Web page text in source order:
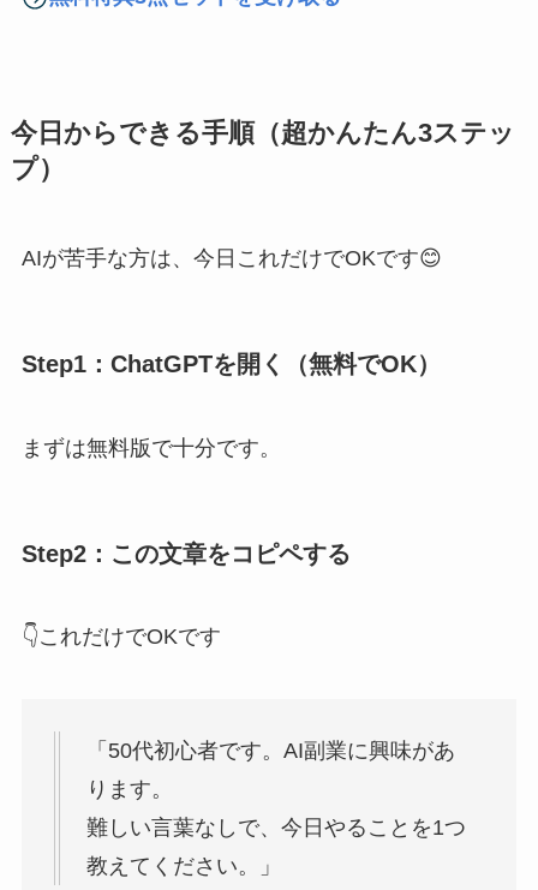
今日からできる手順（超かんたん3ステッ
プ）
AIが苦手な方は、今日これだけでOKです😊
Step1：ChatGPTを開く（無料でOK）
まずは無料版で十分です。
Step2：この文章をコピペする
👇これだけでOKです
「50代初心者です。AI副業に興味があ
ります。
難しい言葉なしで、今日やることを1つ
教えてください。」